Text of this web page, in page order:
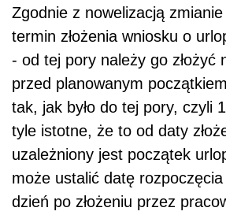
Zgodnie z nowelizacją
termin złożenia wniosku o
- od tej pory należy go złożyć
przed planowanym
tak, jak było do tej pory, czyli
tyle istotne, że to od daty
uzależniony jest początek
może ustalić datę
dzień po złożeniu przez